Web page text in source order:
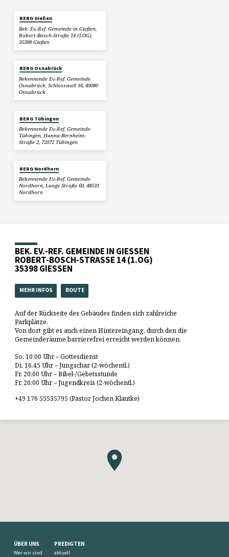
BERG Gießen
Bek. Ev.-Ref. Gemeinde in Gießen,
Robert-Bosch-Straße 14 (1.OG),
35398 Gießen
BERG Osnabrück
Bekennende Ev.-Ref. Gemeinde
Osnabrück, Schlosswall 16, 49080
Osnabrück
BERG Tübingen
Bekennende Ev.-Ref. Gemeinde
Tübingen, Hanna-Bernheim-
Straße 2, 72072 Tübingen
BERG Nordhorn
Bekennende Ev.-Ref. Gemeinde
Nordhorn, Lange Straße 60, 48531
Nordhorn
BEK. EV.-REF. GEMEINDE IN GIESSEN
ROBERT-BOSCH-STRASSE 14 (1.OG)
35398 GIESSEN
MEHR INFOS ROUTE
Auf der Rückseite des Gebäudes finden sich zahlreiche
Parkplätze.
Von dort gibt es auch einen Hintereingang, durch den die
Gemeinderäume barrierefrei erreicht werden können.
So. 10:00 Uhr – Gottesdienst
Di. 16.45 Uhr – Jungschar (2-wöchentl.)
Fr. 20:00 Uhr – Bibel-/Gebetsstunde
Fr. 20:00 Uhr – Jugendkreis (2-wöchentl.)
+49 176 55535795 (Pastor Jochen Klautke)
ÜBER UNS
Wer wir sind
PREDIGTEN
aktuell